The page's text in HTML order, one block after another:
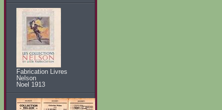
Fabrication Livres
Nelson
Noel 1913